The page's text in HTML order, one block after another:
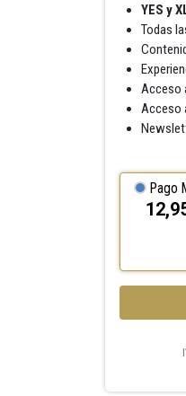
YES y
Todas
Acceso
Acceso
Pago